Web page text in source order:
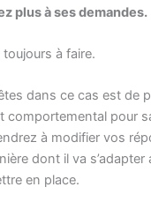
plus à ses demandes.
à faire.
dans ce cas est de
comportemental pour
à modifier vos
dont il va s’adapter
en place.